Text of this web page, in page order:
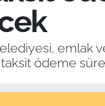
emlak
ödeme